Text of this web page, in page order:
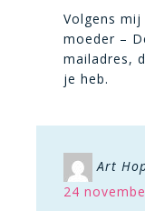
Volgens
moeder –
mailadres,
je heb.
Art
24